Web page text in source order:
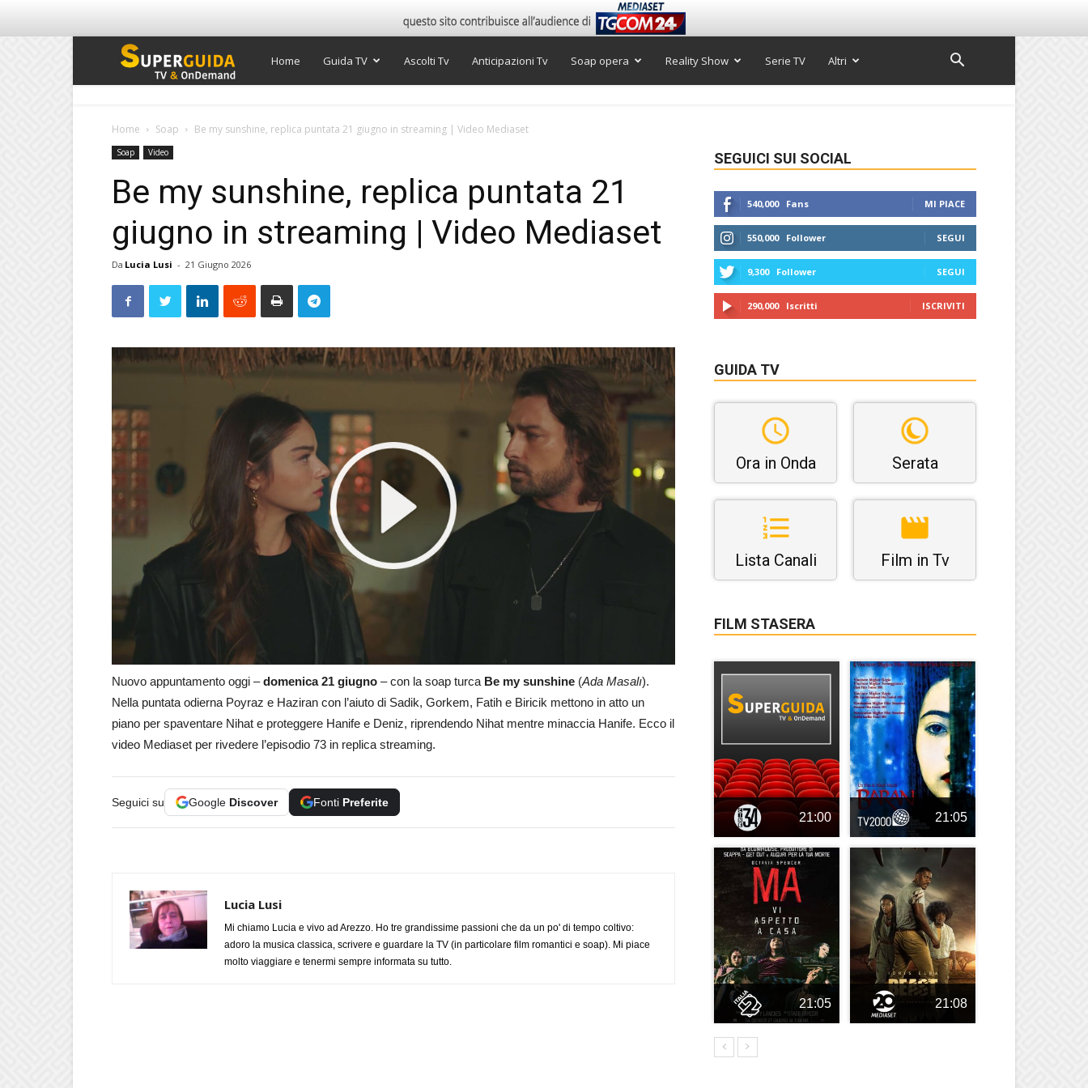
Super
Home Guida TV Ascolti Tv Anticipazioni Tv Soap opera Reality Show Serie TV Altri
Home Soap Be my sunshine, replica puntata 21 giugno in streaming | Video Mediaset
Soap Video
Be my sunshine, replica puntata 21
giugno in streaming | Video Mediaset
Da Lucia Lusi - 21 Giugno 2026
Nuovo appuntamento oggi –domenica 21 giugno – con la soap turca Be my sunshine (Ada Masalı).
Nella puntata odierna Poyraz e Haziran con l’aiuto di Sadik, Gorkem, Fatih e Biricik mettono in atto un
piano per spaventare Nihat e proteggere Hanife e Deniz, riprendendo Nihat mentre minaccia Hanife. Ecco il
video Mediaset per rivedere l’episodio 73 in replica streaming.
Seguici su Google Discover Fonti Preferite
Lucia Lusi
Mi chiamo Lucia e vivo ad Arezzo. Ho tre grandissime passioni che da un po' di tempo coltivo:
adoro la musica classica, scrivere e guardare la TV (in particolare film romantici e soap). Mi piace
molto viaggiare e tenermi sempre informata su tutto.
SEGUICI SUI SOCIAL
540,000 Fans MI PIACE
550,000 Follower SEGUI
9,300 Follower SEGUI
290,000 Iscritti ISCRIVITI
GUIDA TV
Ora in Onda Serata
Lista Canali Film in Tv
FILM STASERA
21:00 21:05
21:05 21:08